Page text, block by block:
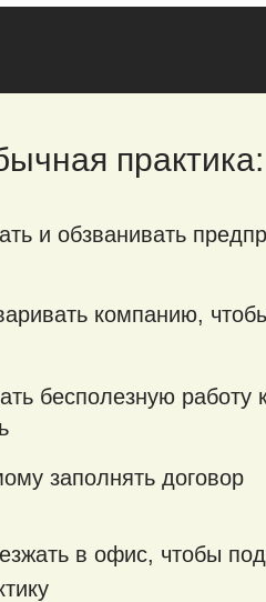
практика:
и обзванивать
компанию,
бесполезную работу
заполнять договор
в офис, чтобы